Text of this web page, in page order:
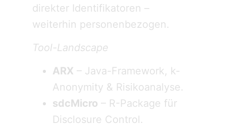
direkter Identifikatoren –
weiterhin personenbezogen.
Tool-Landscape
ARX – Java-Framework, k-
Anonymity & Risikoanalyse.
sdcMicro – R-Package für
Disclosure Control.